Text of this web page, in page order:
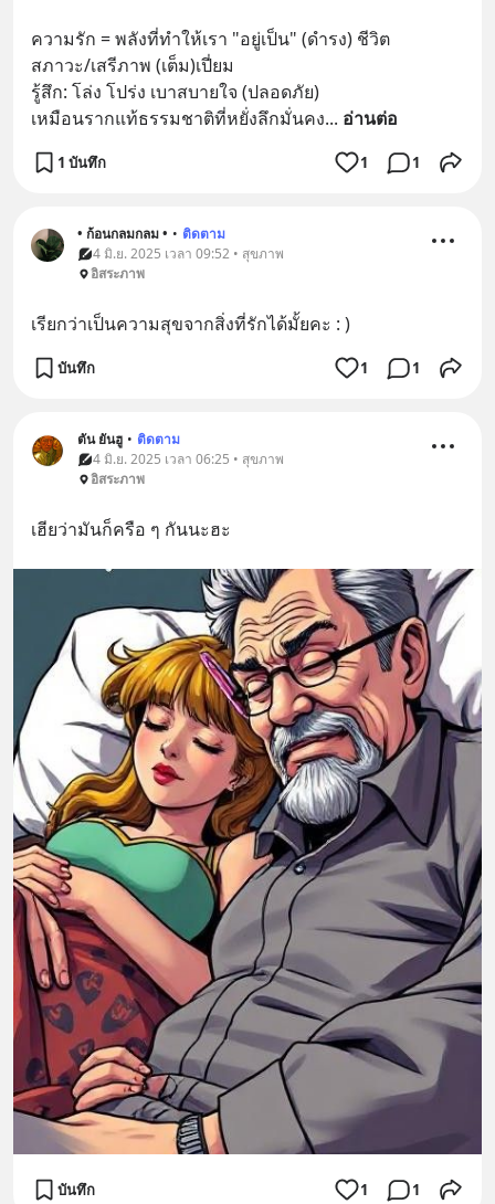
ความรัก = พลังที่ทำให้เรา "อยู่เป็น" (ดำรง) ชีวิต
สภาวะ/เสรีภาพ (เต็ม)เปี่ยม
รู้สึก: โล่ง โปร่ง เบาสบายใจ (ปลอดภัย)
เหมือนรากแท้ธรรมชาติที่หยั่งลึกมั่นคง... อ่านต่อ
1 บันทึก 1 1
• ก้อนกลมกลม • • ติดตาม
4 มิ.ย. 2025 เวลา 09:52 • สุขภาพ
อิสระภาพ
เรียกว่าเป็นความสุขจากสิ่งที่รักได้มั้ยคะ : )
บันทึก 1 1
ตัน ยันฮู • ติดตาม
4 มิ.ย. 2025 เวลา 06:25 • สุขภาพ
อิสระภาพ
เฮียว่ามันก็ครือ ๆ กันนะฮะ
บันทึก 1 1